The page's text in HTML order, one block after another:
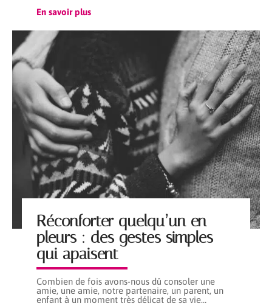
En savoir plus
Réconforter quelqu’un en
pleurs : des gestes simples
qui apaisent
Combien de fois avons-nous dû consoler une
amie, une amie, notre partenaire, un parent, un
enfant à un moment très délicat de sa vie…